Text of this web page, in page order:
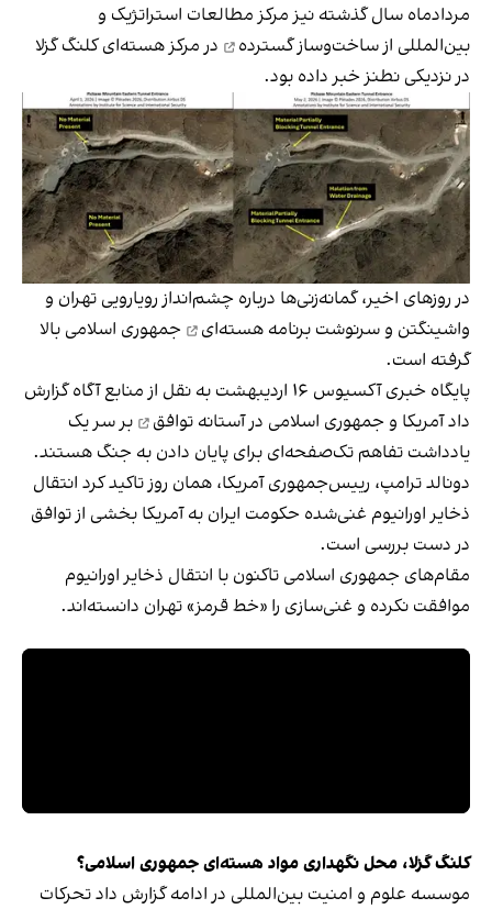
مردادماه سال گذشته نیز مرکز مطالعات استراتژیک و
بین‌المللی از ساخت‌وساز گسترده
در مرکز هسته‌ای کلنگ گزلا
در نزدیکی نطنز خبر داده بود.
در روزهای اخیر، گمانه‌زنی‌ها درباره چشم‌انداز رویارویی تهران و
واشینگتن و سرنوشت برنامه هسته‌ای
جمهوری اسلامی بالا
گرفته است.
پایگاه خبری آکسیوس ۱۶ اردیبهشت به نقل از منابع آگاه گزارش
داد آمریکا و جمهوری اسلامی درآستانه توافق
بر سر یک
یادداشت تفاهم تک‌صفحه‌ای برای پایان دادن به جنگ هستند.
دونالد ترامپ، رییس‌جمهوری آمریکا، همان روز تاکید کرد انتقال
ذخایر اورانیوم غنی‌شده حکومت ایران به آمریکا بخشی از توافق
در دست بررسی است.
مقام‌های جمهوری اسلامی تاکنون با انتقال ذخایر اورانیوم
موافقت نکرده و غنی‌سازی را «خط قرمز» تهران دانسته‌اند.
کلنگ گزلا، محل نگهداری مواد هسته‌ای جمهوری اسلامی؟
‏موسسه علوم و امنیت بین‌المللی در ادامه گزارش داد تحرکات